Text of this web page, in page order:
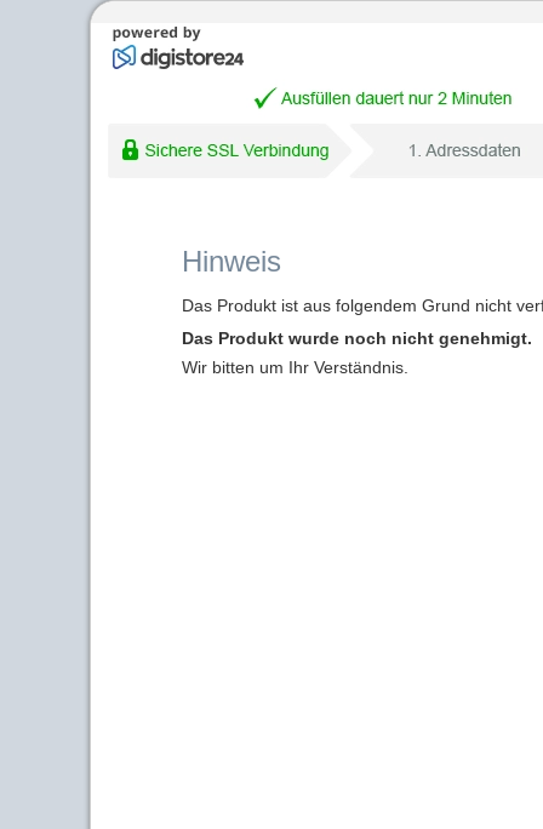
Hinweis
Das Produkt ist aus folgendem Grund nicht
Das Produkt wurde noch nicht genehmigt.
Wir bitten um Ihr Verständnis.